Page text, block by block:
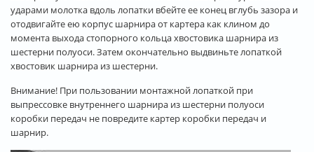
ударами молотка вдоль лопатки вбейте ее конец вглубь зазора и
отодвигайте ею корпус шарнира от картера как клином до
момента выхода стопорного кольца хвостовика шарнира из
шестерни полуоси. Затем окончательно выдвиньте лопаткой
хвостовик шарнира из шестерни.
Внимание! При пользовании монтажной лопаткой при
выпрессовке внутреннего шарнира из шестерни полуоси
коробки передач не повредите картер коробки передач и
шарнир.